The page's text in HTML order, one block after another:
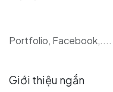
Portfolio, Facebook,....
Giới thiệu ngắn